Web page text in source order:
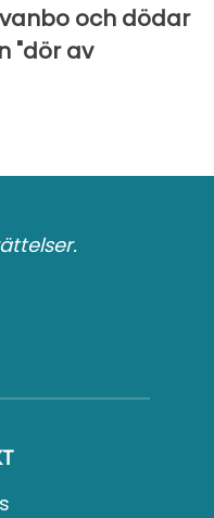
och dödar
"dör av